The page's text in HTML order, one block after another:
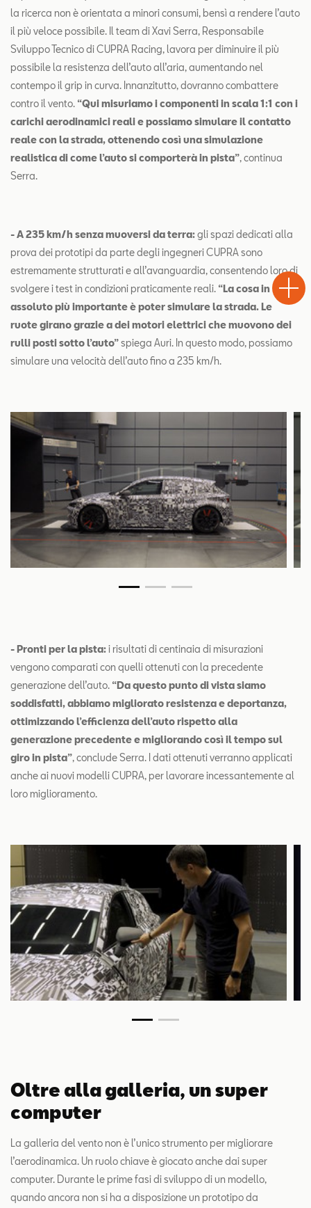
la ricerca non è orientata a minori consumi, bensì a rendere l’auto
il più veloce possibile. Il team di Xavi Serra, Responsabile
Sviluppo Tecnico di CUPRA Racing, lavora per diminuire il più
possibile la resistenza dell’auto all’aria, aumentando nel
contempo il grip in curva. Innanzitutto, dovranno combattere
contro il vento. “Qui misuriamo i componenti in scala 1:1 con i
carichi aerodinamici reali e possiamo simulare il contatto
reale con la strada, ottenendo così una simulazione
realistica di come l’auto si comporterà in pista”, continua
Serra.
- A 235 km/h senza muoversi da terra:gli spazi dedicati alla
prova dei prototipi da parte degli ingegneri CUPRA sono
estremamente strutturati e all’avanguardia, consentendo loro di
svolgere i test in condizioni praticamente reali. “La cosa in
assoluto più importante è poter simulare la strada. Le
ruote girano grazie a dei motori elettrici che muovono dei
rulli posti sotto l’auto”spiega Auri. In questo modo, possiamo
simulare una velocità dell’auto fino a 235 km/h.
- Pronti per la pista:i risultati di centinaia di misurazioni
vengono comparati con quelli ottenuti con la precedente
generazione dell’auto. “Da questo punto di vista siamo
soddisfatti, abbiamo migliorato resistenza e deportanza,
ottimizzando l’efficienza dell’auto rispetto alla
generazione precedente e migliorando così il tempo sul
giro in pista”, conclude Serra. I dati ottenuti verranno applicati
anche ai nuovi modelli CUPRA, per lavorare incessantemente al
loro miglioramento.
Oltre alla galleria, un super
computer
La galleria del vento non è l’unico strumento per migliorare
l’aerodinamica. Un ruolo chiave è giocato anche dai super
computer. Durante le prime fasi di sviluppo di un modello,
quando ancora non si ha a disposizione un prototipo da
Drive
Chiama